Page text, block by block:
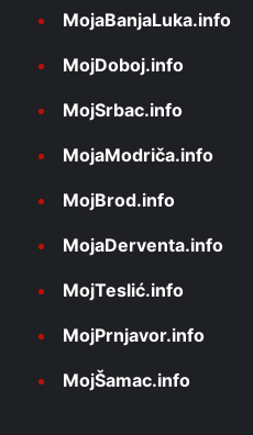
MojaBanjaLuka.info
MojDoboj.info
MojSrbac.info
MojaModriča.info
MojBrod.info
MojaDerventa.info
MojTeslić.info
MojPrnjavor.info
MojŠamac.info